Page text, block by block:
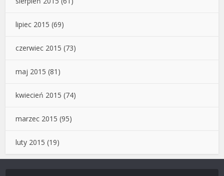
lipiec 2015 (69)
czerwiec 2015 (73)
maj 2015 (81)
kwiecień 2015 (74)
marzec 2015 (95)
luty 2015 (19)